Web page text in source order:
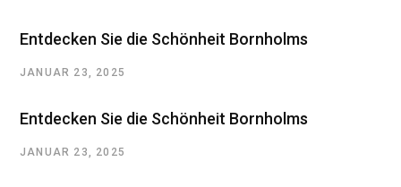
Entdecken Sie die Schönheit Bornholms
JANUAR 23, 2025
Entdecken Sie die Schönheit Bornholms
JANUAR 23, 2025